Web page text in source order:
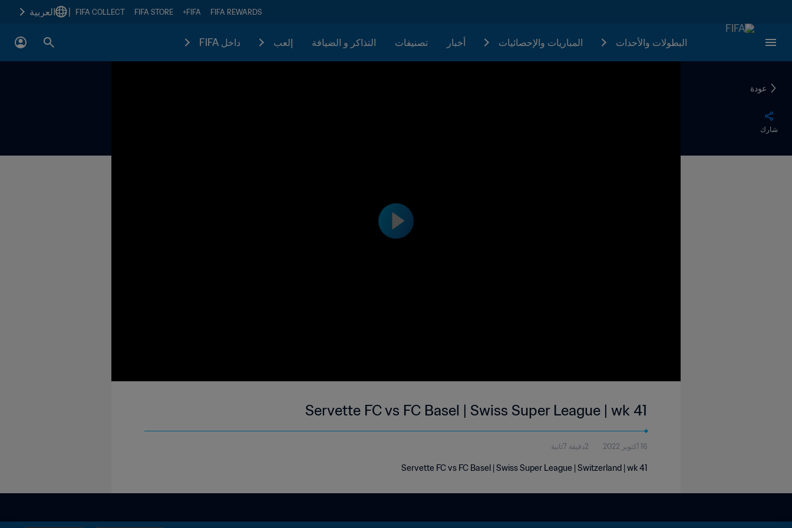
FIFA REWARDS
FIFA+
FIFA STORE
FIFA COLLECT العربية
البطولات والأحدات المباريات والإحصائيات أخبار تصنيفات التذاكر و الضيافة إلعب داخل FIFA
عودة
شارك
Servette FC vs FC Basel | Swiss Super League | wk 41
16 أكتوبر 2022 2دقيقة 7ثانية
Servette FC vs FC Basel | Swiss Super League | Switzerland | wk 41